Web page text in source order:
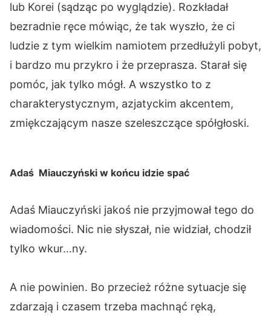
lub Korei (sądząc po wyglądzie). Rozkładał
bezradnie ręce mówiąc, że tak wyszło, że ci
ludzie z tym wielkim namiotem przedłużyli pobyt,
i bardzo mu przykro i że przeprasza. Starał się
pomóc, jak tylko mógł. A wszystko to z
charakterystycznym, azjatyckim akcentem,
zmiękczającym nasze szeleszczące spółgłoski.
Adaś Miauczyński w końcu idzie spać
Adaś Miauczyński jakoś nie przyjmował tego do
wiadomości. Nic nie słyszał, nie widział, chodził
tylko wkur…ny.
A nie powinien. Bo przecież różne sytuacje się
zdarzają i czasem trzeba machnąć ręką,